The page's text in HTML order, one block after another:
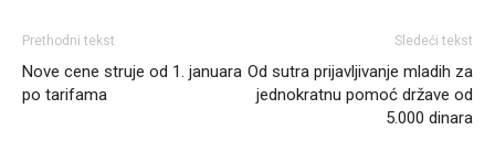
Prethodni tekst
Nove cene struje od 1. januara
po tarifama
Sledeći tekst
Od sutra prijavljivanje mladih za
jednokratnu pomoć države od
5.000 dinara